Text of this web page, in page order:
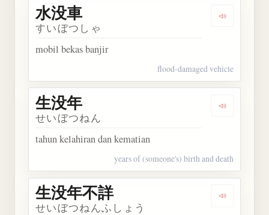
Dengarkan
水没車
すいぼつしゃ
mobil bekas banjir
flood-damaged vehicle
Dengarkan
生没年
せいぼつねん
tahun kelahiran dan kematian
years of (someone's) birth and death
Dengarkan
生没年不詳
せいぼつねんふしょう